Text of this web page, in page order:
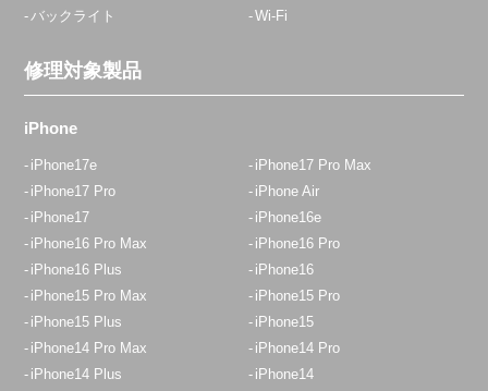
バックライト
Wi-Fi
修理対象製品
iPhone
iPhone17e
iPhone17 Pro Max
iPhone17 Pro
iPhone Air
iPhone17
iPhone16e
iPhone16 Pro Max
iPhone16 Pro
iPhone16 Plus
iPhone16
iPhone15 Pro Max
iPhone15 Pro
iPhone15 Plus
iPhone15
iPhone14 Pro Max
iPhone14 Pro
iPhone14 Plus
iPhone14